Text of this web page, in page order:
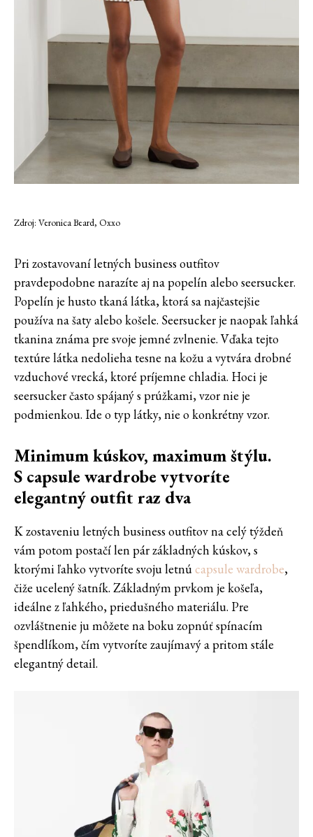
Zdroj: Veronica Beard, Oxxo
Pri zostavovaní letných business outfitov
pravdepodobne narazíte aj na popelín alebo seersucker.
Popelín je husto tkaná látka, ktorá sa najčastejšie
používa na šaty alebo košele. Seersucker je naopak ľahká
tkanina známa pre svoje jemné zvlnenie. Vďaka tejto
textúre látka nedolieha tesne na kožu a vytvára drobné
vzduchové vrecká, ktoré príjemne chladia. Hoci je
seersucker často spájaný s prúžkami, vzor nie je
podmienkou. Ide o typ látky, nie o konkrétny vzor.
Minimum kúskov, maximum štýlu.
S capsule wardrobe vytvoríte
elegantný outfit raz dva
K zostaveniu letných business outfitov na celý týždeň
vám potom postačí len pár základných kúskov, s
ktorými ľahko vytvoríte svoju letnúcapsule wardrobe,
čiže ucelený šatník. Základným prvkom je košeľa,
ideálne z ľahkého, priedušného materiálu. Pre
ozvláštnenie ju môžete na boku zopnúť spínacím
špendlíkom, čím vytvoríte zaujímavý a pritom stále
elegantný detail.